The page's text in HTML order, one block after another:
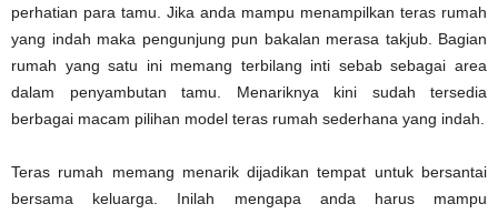
perhatian para tamu. Jika anda mampu menampilkan teras rumah
yang indah maka pengunjung pun bakalan merasa takjub. Bagian
rumah yang satu ini memang terbilang inti sebab sebagai area
dalam penyambutan tamu. Menariknya kini sudah tersedia
berbagai macam pilihan model teras rumah sederhana yang indah.
Teras rumah memang menarik dijadikan tempat untuk bersantai
bersama keluarga. Inilah mengapa anda harus mampu